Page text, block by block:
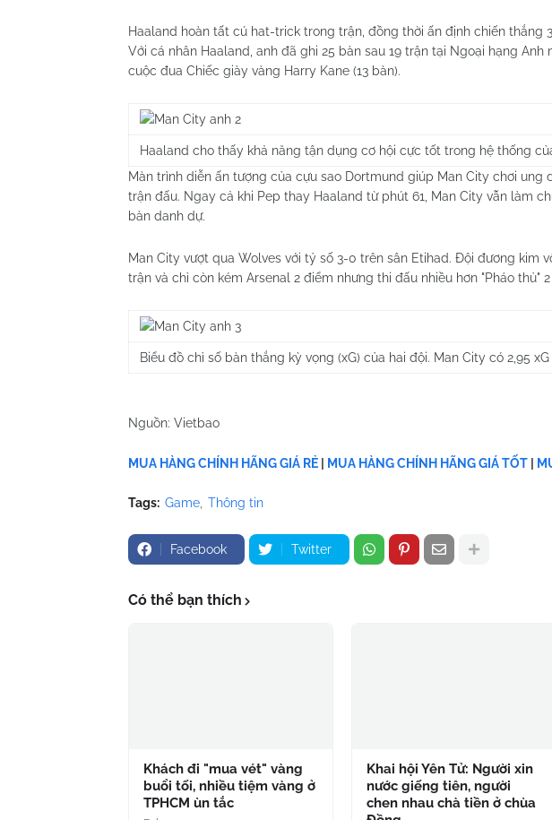
Haaland hoàn tất cú hat-trick trong trận, đồng thời ấn định chiến thắng
Với cá nhân Haaland, anh đã ghi 25 bàn sau 19 trận tại Ngoại hạng
cuộc đua Chiếc giày vàng Harry Kane (13 bàn).
Haaland cho thấy khả năng tận dụng cơ hội cực tốt trong hệ thống
Màn trình diễn ấn tượng của cựu sao Dortmund giúp Man City chơi
trận đấu. Ngay cả khi Pep thay Haaland từ phút 61, Man City vẫn làm
bàn danh dự.
Man City vượt qua Wolves với tỷ số 3-0 trên sân Etihad. Đội đương kim
trận và chỉ còn kém Arsenal 2 điểm nhưng thi đấu nhiều hơn "Pháo thủ"
Biểu đồ chỉ số bàn thắng kỳ vọng (xG) của hai đội. Man City có 2,95
Nguồn: Vietbao
MUA HÀNG CHÍNH HÃNG GIÁ RẺ MUA HÀNG CHÍNH HÃNG GIÁ TỐT
Tags: Game Thông tin
Facebook Twitter
Có thể bạn thích
Khách đi "mua vét" vàng
buổi tối, nhiều tiệm vàng ở
TPHCM ùn tắc
Khai hội Yên Tử: Người xin
nước giếng tiên, người
chen nhau chà tiền ở chùa